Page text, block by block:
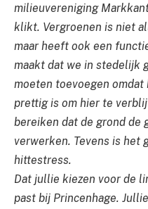
milieuvereniging
klikt. Vergroenen is niet
maar heeft ook een
maakt dat we in stedelijk
moeten toevoegen
prettig is om hier te
bereiken dat de grond de
verwerken. Tevens is het
hittestress.
Dat jullie kiezen voor de
past bij Princenhage.